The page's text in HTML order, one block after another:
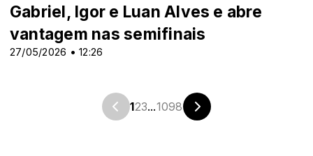
27/05/2026 • 12:26
Gabriel, Igor e Luan Alves e abre
vantagem nas semifinais
123...1098